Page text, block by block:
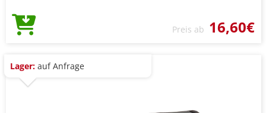
Preis ab 16,60€
Lager: auf Anfrage